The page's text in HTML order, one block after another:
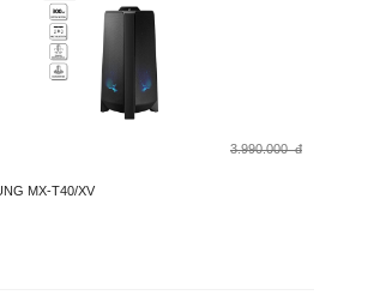
3.990.000 đ
MX-T40/XV